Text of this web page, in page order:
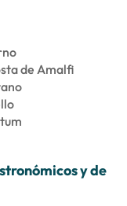
de Amalfi
y de